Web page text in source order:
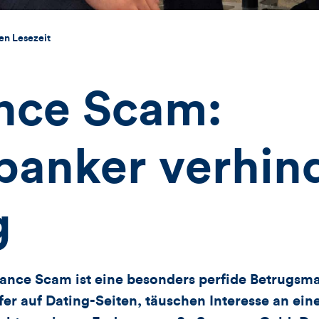
Lesezeit
Scam:
Scam ist eine besonders perfide
auf Dating-Seiten, täuschen Interesse an